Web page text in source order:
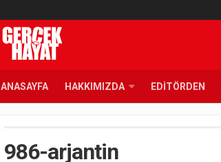
ANASAYFA HAKKIMIZDA EDITÖRDEN
986-arjantin